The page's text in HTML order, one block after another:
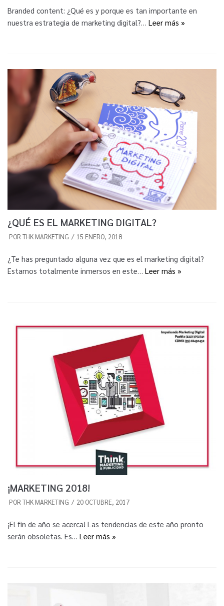
Branded content: ¿Qué es y porque es tan importante en
nuestra estrategia de marketing digital?… Leer más »
¿QUÉ ES EL MARKETING DIGITAL?
POR THK MARKETING 15 ENERO, 2018
¿Te has preguntado alguna vez que es el marketing digital?
Estamos totalmente inmersos en este… Leer más »
¡MARKETING 2018!
POR THK MARKETING 20 OCTUBRE, 2017
¡El fin de año se acerca! Las tendencias de este año pronto
serán obsoletas. Es… Leer más »